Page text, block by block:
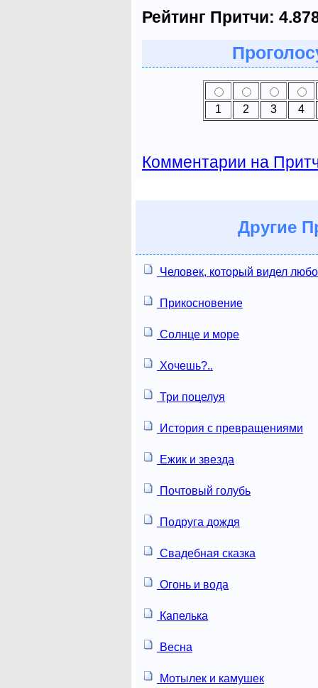
Рейтинг Притчи:
1 2 3 4
Комментарии на
Другие
Человек, который видел
Прикосновение
Солнце и море
Хочешь?..
Три поцелуя
История с превращениями
Ежик и звезда
Почтовый голубь
Подруга дождя
Свадебная сказка
Огонь и вода
Капелька
Весна
Мотылек и камушек